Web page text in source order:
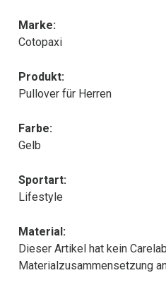
Marke:
Cotopaxi
Produkt:
Pullover für Herren
Farbe:
Gelb
Sportart:
Lifestyle
Material:
Dieser Artikel hat kein
Materialzusammensetzung